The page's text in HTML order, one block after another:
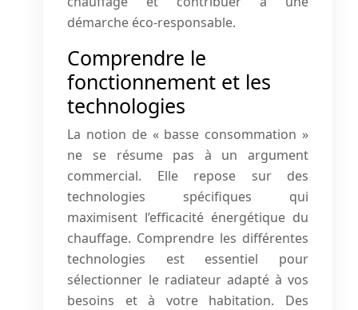
démarche éco-responsable.
Comprendre le
fonctionnement et les
technologies
La notion de « basse consommation »
ne se résume pas à un argument
commercial. Elle repose sur des
technologies spécifiques qui
maximisent l’efficacité énergétique du
chauffage. Comprendre les différentes
technologies est essentiel pour
sélectionner le radiateur adapté à vos
besoins et à votre habitation. Des